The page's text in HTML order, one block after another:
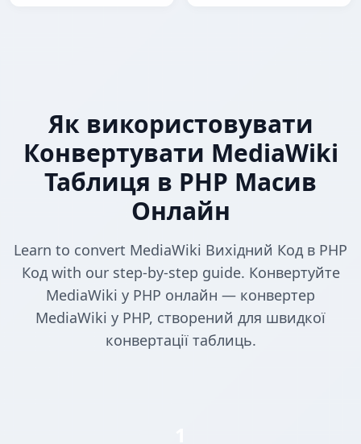
Як використовувати
Конвертувати MediaWiki
Таблиця в PHP Масив
Онлайн
Learn to convert MediaWiki Вихідний Код в PHP
Код with our step-by-step guide. Конвертуйте
MediaWiki у PHP онлайн — конвертер
MediaWiki у PHP, створений для швидкої
конвертації таблиць.